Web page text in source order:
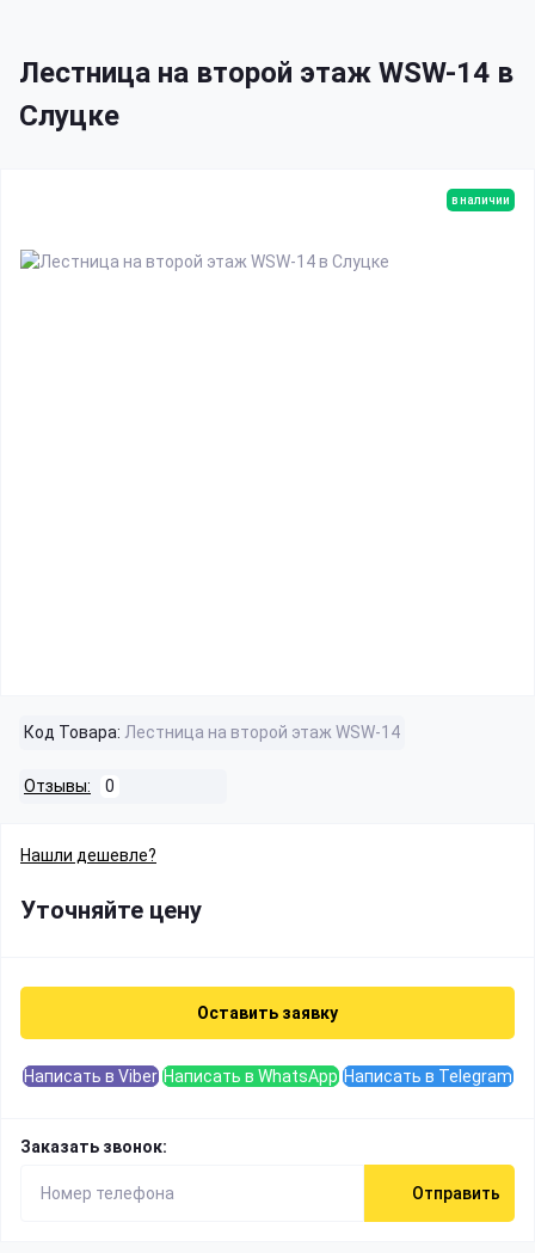
Лестница на второй этаж WSW-14 в
Слуцке
в наличии
Код Товара: Лестница на второй этаж WSW-14
Отзывы: 0
Нашли дешевле?
Уточняйте цену
Оставить заявку
Написать в Viber Написать в WhatsApp Написать в Telegram
Заказать звонок:
Отправить